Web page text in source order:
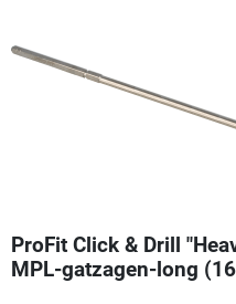
ProFit Click & Drill
MPL-gatzagen-long